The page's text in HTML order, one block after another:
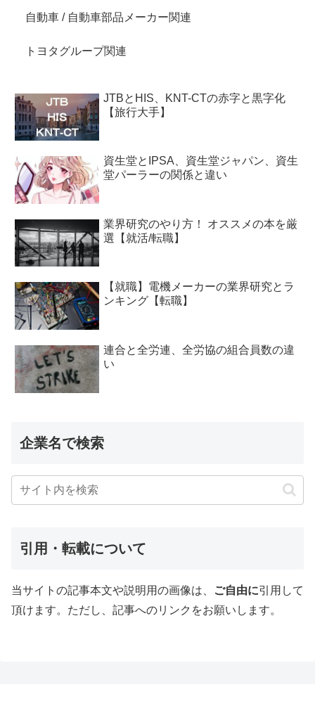
自動車 / 自動車部品メーカー関連
トヨタグループ関連
JTBとHIS、KNT-CTの赤字と黒字化
【旅行大手】
資生堂とIPSA、資生堂ジャパン、資生
堂パーラーの関係と違い
業界研究のやり方！ オススメの本を厳
選【就活/転職】
【就職】電機メーカーの業界研究とラ
ンキング【転職】
連合と全労連、全労協の組合員数の違
い
企業名で検索
引用・転載について
当サイトの記事本文や説明用の画像は、 ご自由に引用して
頂けます。ただし、記事へのリンクをお願いします。